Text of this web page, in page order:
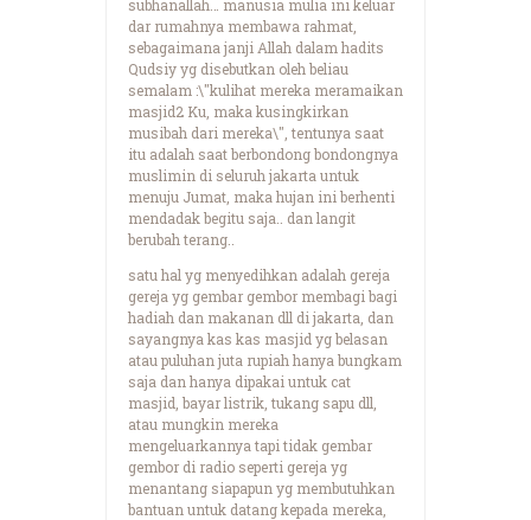
subhanallah… manusia mulia ini keluar
dar rumahnya membawa rahmat,
sebagaimana janji Allah dalam hadits
Qudsiy yg disebutkan oleh beliau
semalam :\"kulihat mereka meramaikan
masjid2 Ku, maka kusingkirkan
musibah dari mereka\", tentunya saat
itu adalah saat berbondong bondongnya
muslimin di seluruh jakarta untuk
menuju Jumat, maka hujan ini berhenti
mendadak begitu saja.. dan langit
berubah terang..
satu hal yg menyedihkan adalah gereja
gereja yg gembar gembor membagi bagi
hadiah dan makanan dll di jakarta, dan
sayangnya kas kas masjid yg belasan
atau puluhan juta rupiah hanya bungkam
saja dan hanya dipakai untuk cat
masjid, bayar listrik, tukang sapu dll,
atau mungkin mereka
mengeluarkannya tapi tidak gembar
gembor di radio seperti gereja yg
menantang siapapun yg membutuhkan
bantuan untuk datang kepada mereka,